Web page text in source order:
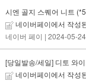
시엔 골지 스퀘어 니트
네이버페이에서 작성
네이버 페이 | 2024-05-24
[당일발송/세일] 디토 와
네이버페이에서 작성